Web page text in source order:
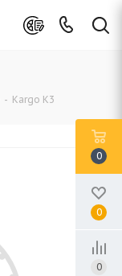
- Kargo K3
0
0
0